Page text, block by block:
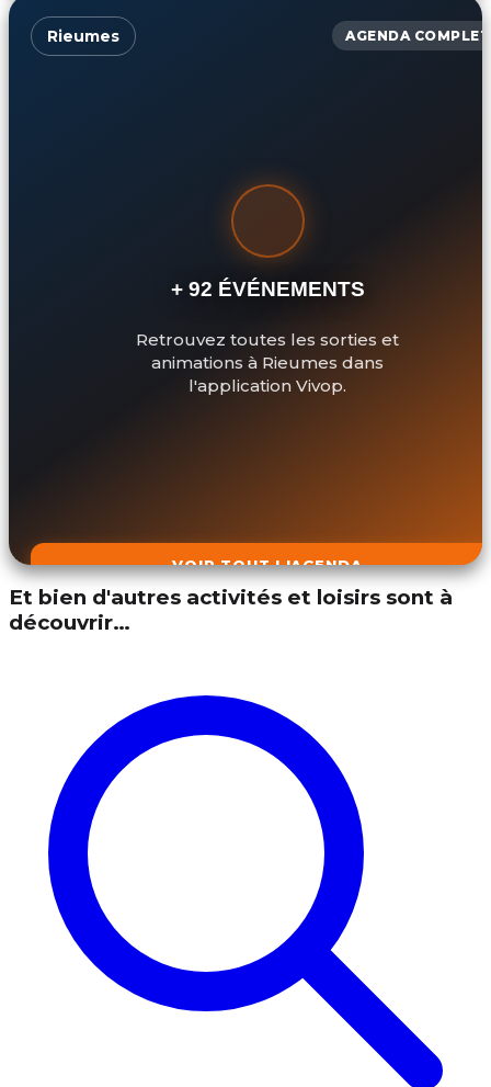
Rieumes AGENDA COMPLET
+ 92 ÉVÉNEMENTS
Retrouvez toutes les sorties et
animations à Rieumes dans
l'application Vivop.
VOIR TOUT L'AGENDA
Et bien d'autres activités et loisirs sont à
découvrir…